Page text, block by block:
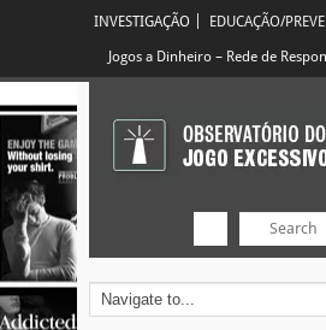
INVESTIGAÇÃO EDUCAÇÃO/
Jogos a Dinheiro – Rede de